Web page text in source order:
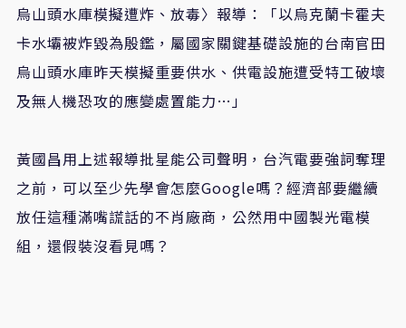
烏山頭水庫模擬遭炸、放毒〉報導：「以烏克蘭卡霍夫
卡水壩被炸毀為殷鑑，屬國家關鍵基礎設施的台南官田
烏山頭水庫昨天模擬重要供水、供電設施遭受特工破壞
及無人機恐攻的應變處置能力…」
黃國昌用上述報導批星能公司聲明，台汽電要強詞奪理
之前，可以至少先學會怎麼Google嗎？經濟部要繼續
放任這種滿嘴謊話的不肖廠商，公然用中國製光電模
組，還假裝沒看見嗎？